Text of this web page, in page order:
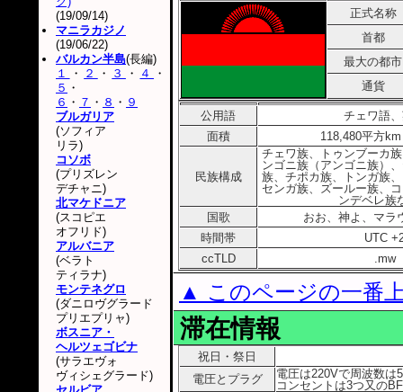
正式名称
首都
最大の都市
通貨
公用語
チェワ語
面積
118,480平方
民族構成
チェワ族、トゥンブーカ
ンゴニ族（アンゴニ族）
族、チポカ族、トンガ族
センガ族、ズールー族、
ンデベレ族
国歌
おお、神よ、マラ
時間帯
UTC
ccTLD
.mw
▲ このページの一番
滞在情報
祝日・祭日
電圧とプラグ
電圧は220Vで周波数は
コンセントは3つ又の
(19/09/14)
マニラカジノ
(19/06/22)
バルカン半島(長編)
１
・ ２ ・ ３ ・ ４
・
５ ・
６ ・ ７ ・ ８ ・ ９
ブルガリア
(ソフィア
リラ)
コソボ
(プリズレン
デチャニ)
北マケドニア
(スコピエ
オフリド)
アルバニア
(ベラト
ティラナ)
モンテネグロ
(ダニロヴグラード
プリエプリャ)
ボスニア・
ヘルツェゴビナ
(サラエヴォ
ヴィシェグラード)